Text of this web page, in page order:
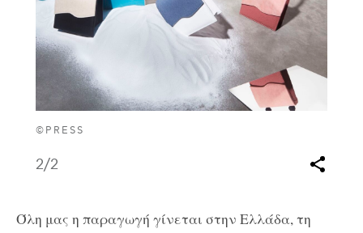
©PRESS
2/2
Όλη μας η παραγωγή γίνεται στην Ελλάδα, τη